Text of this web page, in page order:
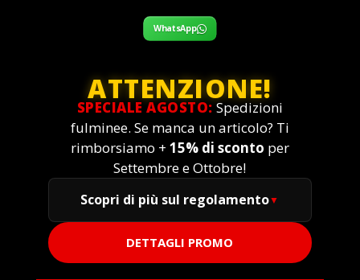
WhatsApp
ATTENZIONE!
SPECIALE AGOSTO: Spedizioni
fulminee. Se manca un articolo? Ti
rimborsiamo + 15% di sconto per
Settembre e Ottobre!
Scopri di più sul regolamento
DETTAGLI PROMO